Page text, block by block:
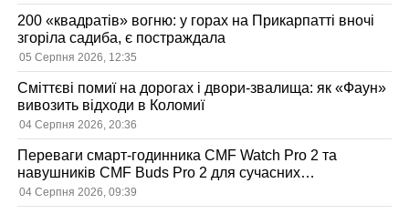
200 «квадратів» вогню: у горах на Прикарпатті вночі
згоріла садиба, є постраждала
05 Серпня 2026, 12:35
Сміттєві помиї на дорогах і двори-звалища: як «Фаун»
вивозить відходи в Коломиї
04 Серпня 2026, 20:36
Переваги смарт-годинника CMF Watch Pro 2 та
навушників CMF Buds Pro 2 для сучасних
користувачів
04 Серпня 2026, 09:39